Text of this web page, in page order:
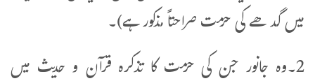
میں گدھے کی حرمت صراحتاً مذکور ہے)۔
2۔وہ جانور جن کی حرمت کا تذکرہ قرآن و حدیث میں